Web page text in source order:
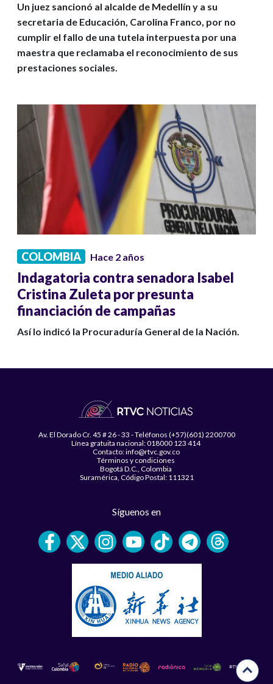
Un juez sancionó al alcalde de Medellín y a su
secretaria de Educación, Carolina Franco, por no
cumplir el fallo de una tutela interpuesta por una
maestra que reclamaba el reconocimiento de sus
prestaciones sociales.
COLOMBIA Hace 2 años
Indagatoria contra senadora Isabel
Cristina Zuleta por presunta
financiación de campañas
Así lo indicó la Procuraduría General de la Nación.
Av. El Dorado Cr. 45 # 26 - 33 - Teléfonos (+57)(601) 2200700
Línea gratuita nacional: 018000 123 414
Contacto: info@rtvc.gov.co
Términos y condiciones
Bogotá D.C., Colombia
Suramérica, Código Postal: 111321
Síguenos en